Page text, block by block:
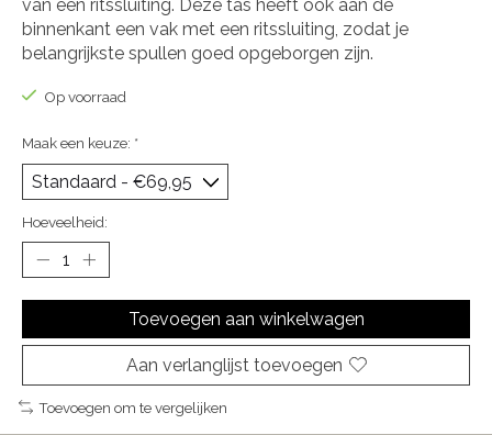
van een ritssluiting. Deze tas heeft ook aan de
binnenkant een vak met een ritssluiting, zodat je
belangrijkste spullen goed opgeborgen zijn.
Op voorraad
Maak een keuze: *
Hoeveelheid:
Toevoegen aan winkelwagen
Aan verlanglijst toevoegen
Toevoegen om te vergelijken